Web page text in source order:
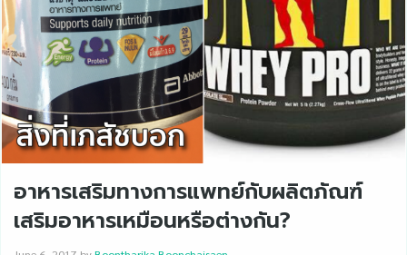
อาหารเสริมทางการแพทย์กับผลิตภัณฑ์
เสริมอาหารเหมือนหรือต่างกัน?